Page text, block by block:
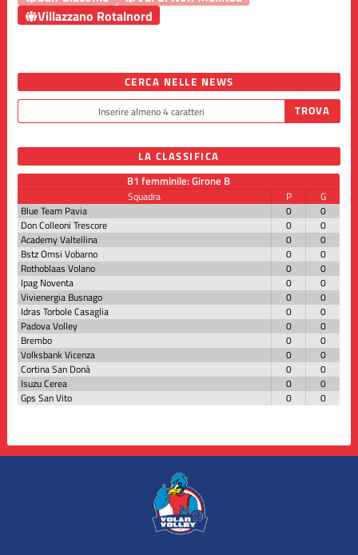
Villazzano Rotalnord
CERCA NELLE NEWS
LA CLASSIFICA
B1 femminile: Girone B
Squadra P
G
Blue Team Pavia
0
0
Don Colleoni Trescore
0
0
Academy Valtellina
0
0
Bstz Omsi Vobarno
0
0
Rothoblaas Volano
0
0
Ipag Noventa
0
0
Vivienergia Busnago
0
0
Idras Torbole Casaglia
0
0
Padova Volley
0
0
Brembo
0
0
Volksbank Vicenza
0
0
Cortina San Donà
0
0
Isuzu Cerea
0
0
Gps San Vito
0 0